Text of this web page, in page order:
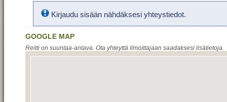
Kirjaudu sisään nähdäksesi yhteystiedot.
GOOGLE MAP
Reitti on suuntaa-antava. Ota yhteyttä ilmoittajaan saadaksesi lisätietoja.